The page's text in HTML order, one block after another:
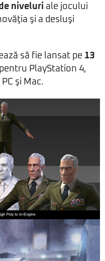
niveluri ale jocului
şi a desluşi
să fie lansat pe 13
PlayStation 4,
şi Mac.